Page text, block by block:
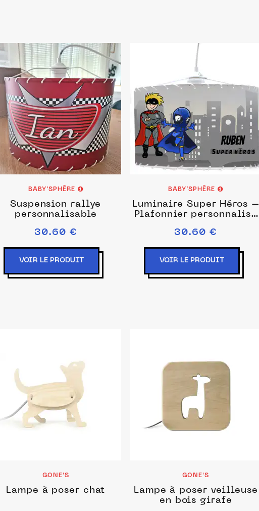
BABY’SPHÈRE
Suspension rallye
personnalisable
30.60 €
VOIR LE PRODUIT
BABY’SPHÈRE
Luminaire Super Héros –
Plafonnier personnalisé
30.60 €
VOIR LE PRODUIT
GONE'S
Lampe à poser chat
GONE'S
Lampe à poser veilleuse
en bois girafe